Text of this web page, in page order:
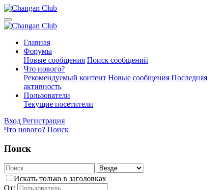
Главная
Форумы
Новые сообщения Поиск сообщений
Что нового?
Рекомендуемый контент Новые сообщения Последняя
активность
Пользователи
Текущие посетители
Вход Регистрация
Что нового? Поиск
Поиск
Искать только в заголовках
От: